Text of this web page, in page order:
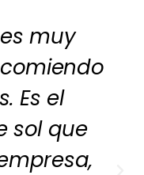
muy
Es el
sol que